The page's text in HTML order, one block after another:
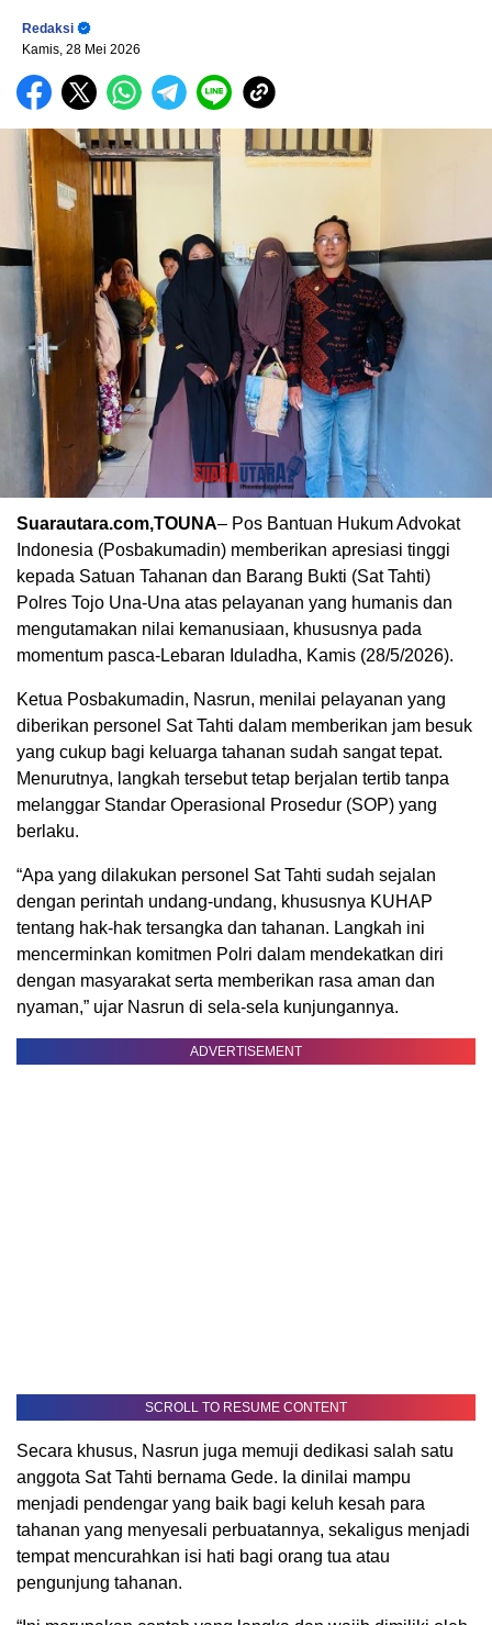
Redaksi
Kamis, 28 Mei 2026
Suarautara.com,TOUNA– Pos Bantuan Hukum Advokat
Indonesia (Posbakumadin) memberikan apresiasi tinggi
kepada Satuan Tahanan dan Barang Bukti (Sat Tahti)
Polres Tojo Una-Una atas pelayanan yang humanis dan
mengutamakan nilai kemanusiaan, khususnya pada
momentum pasca-Lebaran Iduladha, Kamis (28/5/2026).
Ketua Posbakumadin, Nasrun, menilai pelayanan yang
diberikan personel Sat Tahti dalam memberikan jam besuk
yang cukup bagi keluarga tahanan sudah sangat tepat.
Menurutnya, langkah tersebut tetap berjalan tertib tanpa
melanggar Standar Operasional Prosedur (SOP) yang
berlaku.
“Apa yang dilakukan personel Sat Tahti sudah sejalan
dengan perintah undang-undang, khususnya KUHAP
tentang hak-hak tersangka dan tahanan. Langkah ini
mencerminkan komitmen Polri dalam mendekatkan diri
dengan masyarakat serta memberikan rasa aman dan
nyaman,” ujar Nasrun di sela-sela kunjungannya.
ADVERTISEMENT
SCROLL TO RESUME CONTENT
Secara khusus, Nasrun juga memuji dedikasi salah satu
anggota Sat Tahti bernama Gede. Ia dinilai mampu
menjadi pendengar yang baik bagi keluh kesah para
tahanan yang menyesali perbuatannya, sekaligus menjadi
tempat mencurahkan isi hati bagi orang tua atau
pengunjung tahanan.